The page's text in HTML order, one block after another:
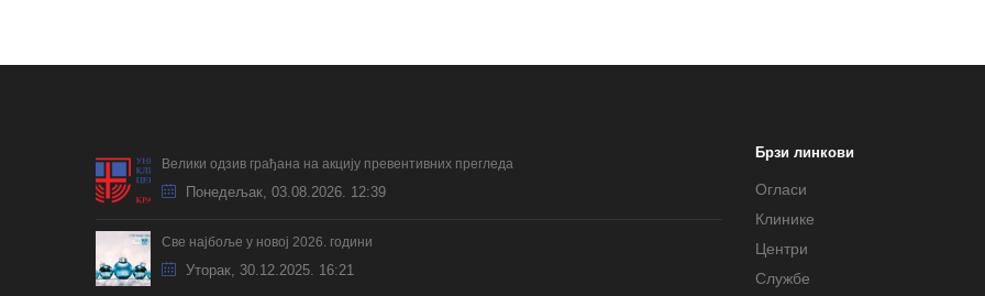
Велики одзив грађана на акцију превентивних прегледа
Понедељак, 03.08.2026. 12:39
Све најбоље у новој 2026. години
Уторак, 30.12.2025. 16:21
Брзи линкови
Огласи
Клинике
Центри
Службе